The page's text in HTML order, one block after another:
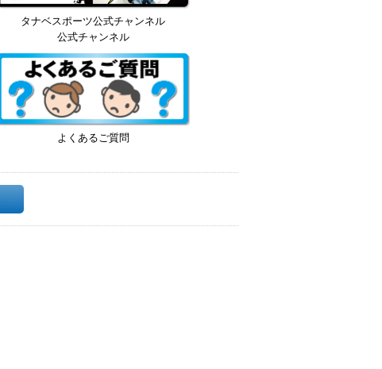
タナベスポーツ公式チャンネル
公式チャンネル
よくあるご質問